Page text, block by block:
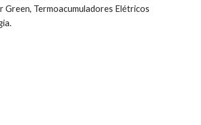
Termoacumuladores Elétricos